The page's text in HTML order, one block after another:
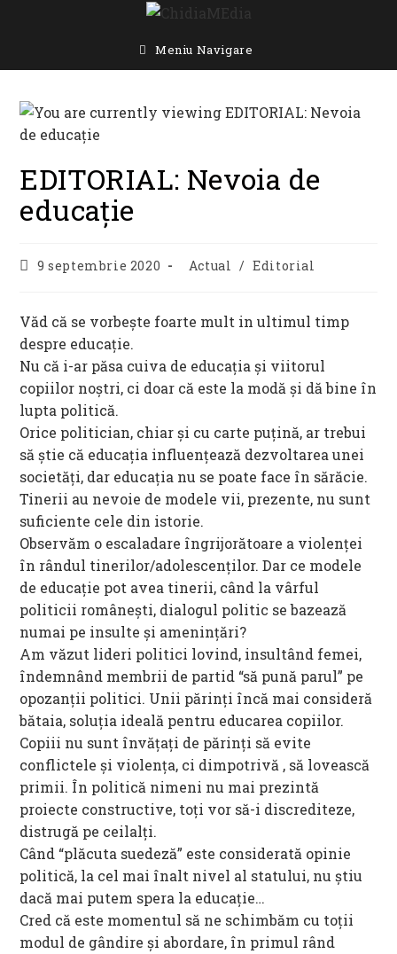
Meniu Navigare
EDITORIAL: Nevoia de
educație
Post9 septembrie 2020
Post
Actual / Editorial
Văd că se vorbește foarte mult in ultimul timp
despre educație.
Nu că i-ar păsa cuiva de educația și viitorul
copiilor noștri, ci doar că este la modă și dă bine în
lupta politică.
Orice politician, chiar și cu carte puțină, ar trebui
să știe că educația influențează dezvoltarea unei
societăți, dar educația nu se poate face în sărăcie.
Tinerii au nevoie de modele vii, prezente, nu sunt
suficiente cele din istorie.
Observăm o escaladare îngrijorătoare a violenței
în rândul tinerilor/adolescenților. Dar ce modele
de educație pot avea tinerii, când la vârful
politicii românești, dialogul politic se bazează
numai pe insulte și amenințări?
Am văzut lideri politici lovind, insultând femei,
îndemnând membrii de partid “să pună parul” pe
opozanții politici. Unii părinți încă mai consideră
bătaia, soluția ideală pentru educarea copiilor.
Copiii nu sunt învățați de părinți să evite
conflictele și violența, ci dimpotrivă , să lovească
primii. În politică nimeni nu mai prezintă
proiecte constructive, toți vor să-i discrediteze,
distrugă pe ceilalți.
Când “plăcuta suedeză” este considerată opinie
politică, la cel mai înalt nivel al statului, nu știu
dacă mai putem spera la educație…
Cred că este momentul să ne schimbăm cu toții
modul de gândire și abordare, în primul rând